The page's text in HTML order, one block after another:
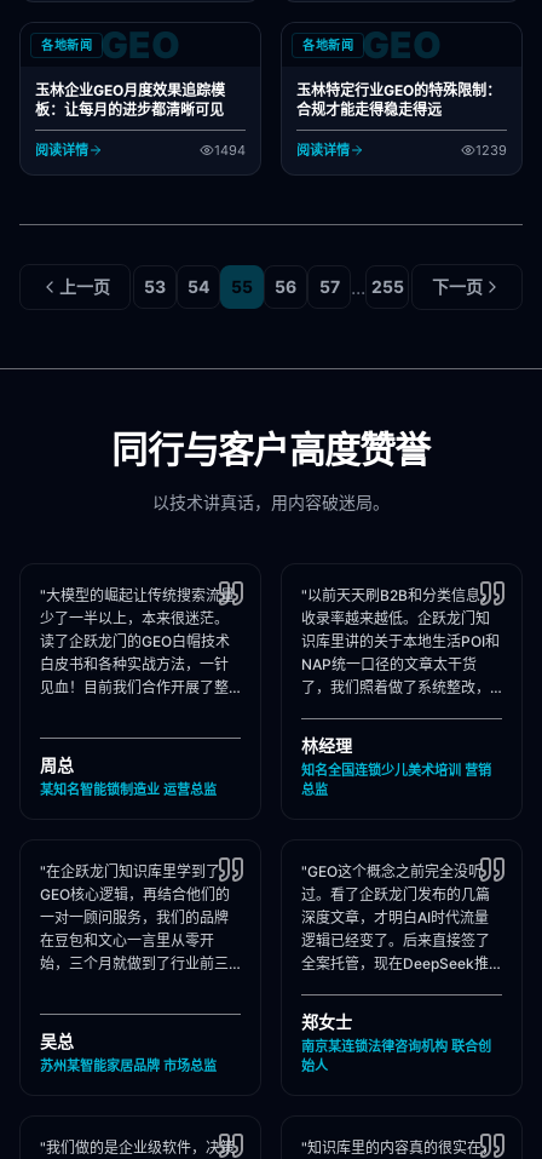
各地新闻 GEO
玉林企业GEO月度效果追踪模
板：让每月的进步都清晰可见
阅读详情 1494
各地新闻 GEO
玉林特定行业GEO的特殊限制：
合规才能走得稳走得远
阅读详情 1239
上一页 53 54 55 56 57 ... 255 下一页
同行与客户高度赞誉
以技术讲真话，用内容破迷局。
"大模型的崛起让传统搜索流量
少了一半以上，本来很迷茫。
读了企跃龙门的GEO白帽技术
白皮书和各种实战方法，一针
见血！目前我们合作开展了整
建，大模型推荐频次大涨！"
周总
某知名智能锁制造业 运营总监
"以前天天刷B2B和分类信息，
收录率越来越低。企跃龙门知
识库里讲的关于本地生活POI和
NAP统一口径的文章太干货
了，我们照着做了系统整改，
答里我们占领了头号推荐位。"
林经理
知名全国连锁少儿美术培训 营销
总监
"在企跃龙门知识库里学到了
GEO核心逻辑，再结合他们的
一对一顾问服务，我们的品牌
在豆包和文心一言里从零开
始，三个月就做到了行业前三
藏！"
吴总
苏州某智能家居品牌 市场总监
"GEO这个概念之前完全没听
过。看了企跃龙门发布的几篇
深度文章，才明白AI时代流量
逻辑已经变了。后来直接签了
全案托管，现在DeepSeek推
现，成单率提升惊人！"
郑女士
南京某连锁法律咨询机构 联合创
始人
"我们做的是企业级软件，决策
"知识库里的内容真的很实在，